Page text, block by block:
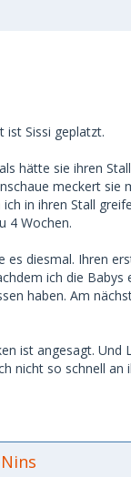
ist Sissi geplatzt.
hätte sie ihren
meckert sie
in ihren Stall
4 Wochen.
es diesmal. Ihren
ich die
haben. Am
ist angesagt. Und
nicht so schnell an